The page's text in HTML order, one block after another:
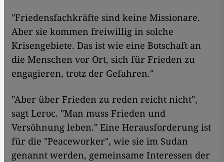
"Friedensfachkräfte sind keine Missionare.
Aber sie kommen freiwillig in solche
Krisengebiete. Das ist wie eine Botschaft an
die Menschen vor Ort, sich für Frieden zu
engagieren, trotz der Gefahren."
"Aber über Frieden zu reden reicht nicht",
sagt Leroc. "Man muss Frieden und
Versöhnung leben." Eine Herausforderung ist
für die "Peaceworker", wie sie im Sudan
genannt werden, gemeinsame Interessen der